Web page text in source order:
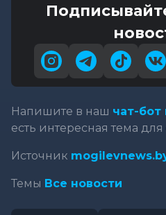
Напишите в наш чат-бот
есть интересная тема для
Источник
Темы Все новости